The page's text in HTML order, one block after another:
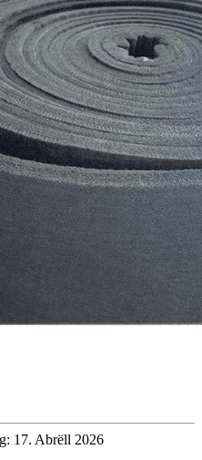
17. Abrëll 2026